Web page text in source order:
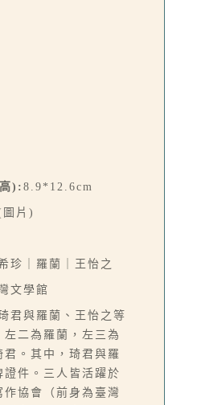
): 8.9*12.6cm
圖片)
珍｜羅蘭｜王怡之
文學館
君與羅蘭、王怡之等
二為羅蘭，左三為
君。其中，琦君與羅
證件。三人皆活躍於
作協會（前身為臺灣